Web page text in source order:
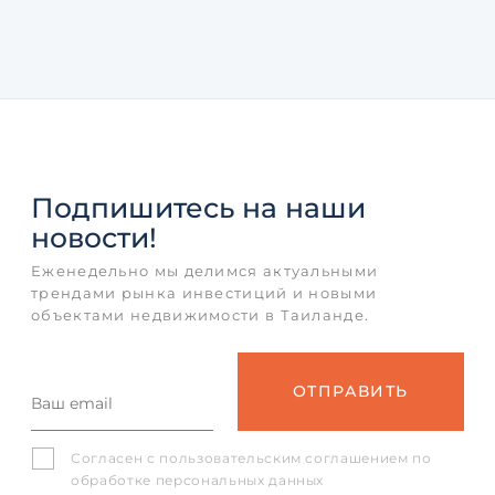
Подпишитесь на наши
новости!
Еженедельно мы делимся актуальными
трендами рынка инвестиций и новыми
объектами недвижимости в Таиланде.
Согласен с пользовательским соглашением по
обработке персональных данных